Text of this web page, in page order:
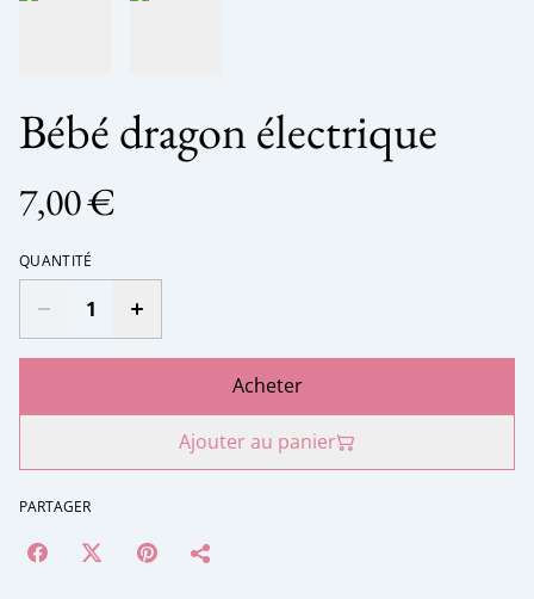
Bébé dragon électrique
7,00 €
QUANTITÉ
Acheter
Ajouter au panier
PARTAGER